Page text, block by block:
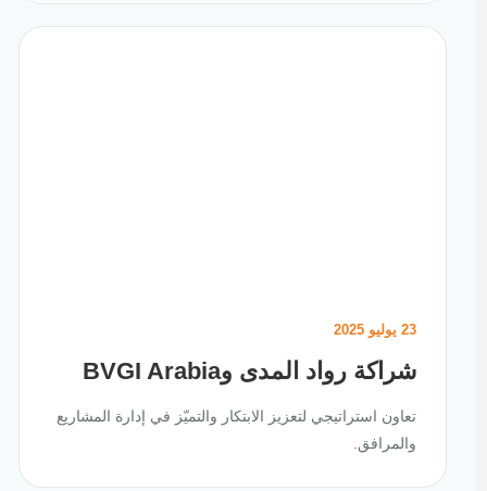
23 يوليو 2025
شراكة رواد المدى وBVGI Arabia
تعاون استراتيجي لتعزيز الابتكار والتميّز في إدارة المشاريع
والمرافق.